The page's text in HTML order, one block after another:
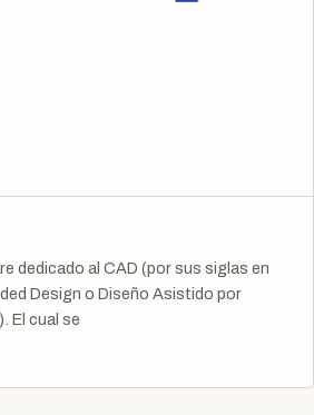
dedicado al CAD (por sus siglas en
Design o Diseño Asistido por
El cual se